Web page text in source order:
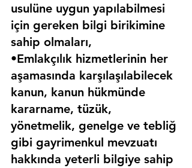
usulüne uygun yapılabilmesi
için gereken bilgi birikimine
sahip olmaları,
•Emlakçılık hizmetlerinin her
aşamasında karşılaşılabilecek
kanun, kanun hükmünde
kararname, tüzük,
yönetmelik, genelge ve tebliğ
gibi gayrimenkul mevzuatı
hakkında yeterli bilgiye sahip